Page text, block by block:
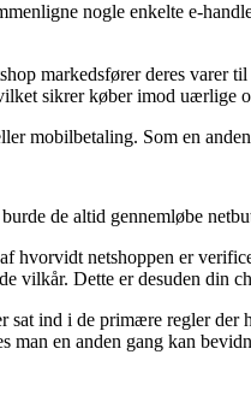
nogle enkelte e-
markedsfører deres varer
sikrer køber imod uærlige
mobilbetaling. Som en
de altid gennemløbe
hvorvidt netshoppen er
vilkår. Dette er desuden din
sat ind i de primære regler
man en anden gang kan